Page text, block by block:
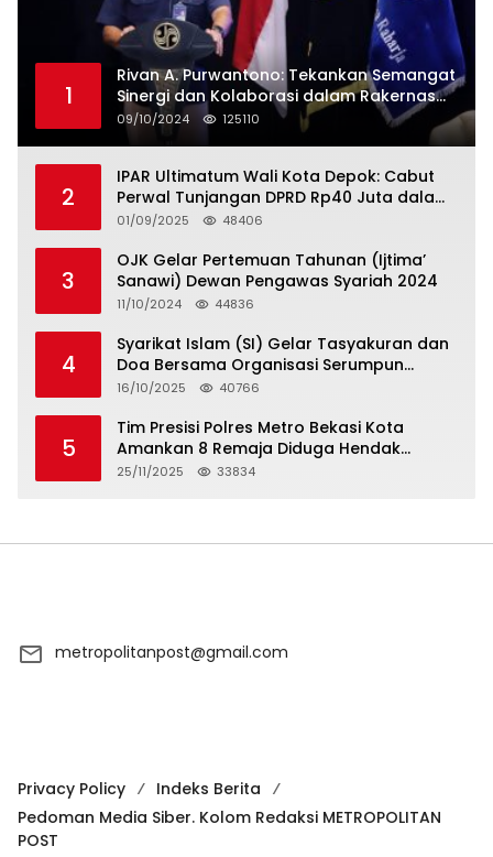
1
Rivan A. Purwantono: Tekankan Semangat
Sinergi dan Kolaborasi dalam Rakernas
Serikat Pekerja Jasa Raharja
09/10/2024 125110
2
IPAR Ultimatum Wali Kota Depok: Cabut
Perwal Tunjangan DPRD Rp40 Juta dalam
5 Hari atau Hadapi Aksi Rakyat
01/09/2025 48406
3
OJK Gelar Pertemuan Tahunan (Ijtima’
Sanawi) Dewan Pengawas Syariah 2024
11/10/2024 44836
4
Syarikat Islam (SI) Gelar Tasyakuran dan
Doa Bersama Organisasi Serumpun
Syarikat Islam Doa
16/10/2025 40766
5
Tim Presisi Polres Metro Bekasi Kota
Amankan 8 Remaja Diduga Hendak
Tawuran
25/11/2025 33834
metropolitanpost@gmail.com
Privacy Policy
Indeks Berita
Pedoman Media Siber. Kolom Redaksi METROPOLITAN
POST